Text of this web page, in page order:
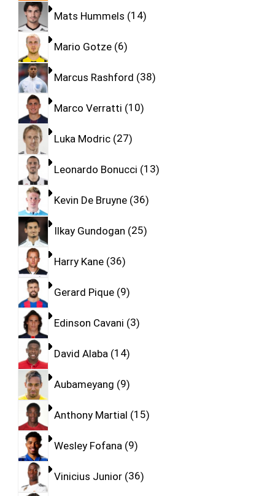
Mats Hummels 14
Mario Gotze 6
Marcus Rashford 38
Marco Verratti 10
Luka Modric 27
Leonardo Bonucci 13
Kevin De Bruyne 36
Ilkay Gundogan 25
Harry Kane 36
Gerard Pique 9
Edinson Cavani 3
David Alaba 14
Aubameyang 9
Anthony Martial 15
Wesley Fofana 9
Vinicius Junior 36